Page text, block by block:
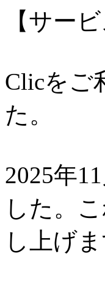
【サー
Clicをご
た。
2025年
した。
し上げま